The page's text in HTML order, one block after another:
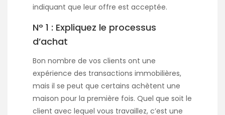
indiquant que leur offre est acceptée.
N° 1 : Expliquez le processus
d’achat
Bon nombre de vos clients ont une
expérience des transactions immobilières,
mais il se peut que certains achètent une
maison pour la première fois. Quel que soit le
client avec lequel vous travaillez, c’est une